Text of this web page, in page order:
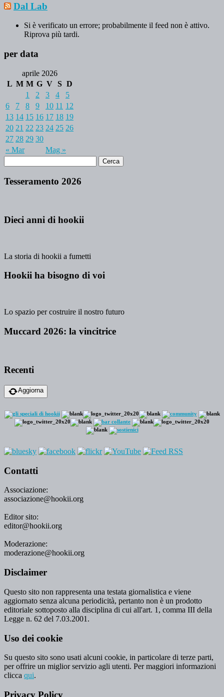
Dal Lab
Si è verificato un errore; probabilmente il feed non è attivo.
Riprova più tardi.
per data
aprile 2026
L M M G V S D
« Mar Mag »
1 2 3 4
5
6
7 8 9 10 11 12
13 14 15 16 17 18 19
20 21 22 23 24 25 26
27 28 29 30
Tesseramento 2026
Dieci anni di hookii
La storia di hookii a fumetti
Hookii ha bisogno di voi
Lo spazio per costruire il nostro futuro
Muccard 2026: la vincitrice
Recenti
Aggiorna
Contatti
Associazione:
associazione@hookii.org
Editor sito:
editor@hookii.org
Moderazione:
moderazione@hookii.org
Disclaimer
Questo sito non rappresenta una testata giornalistica e viene
aggiornato senza alcuna periodicità, pertanto non è un prodotto
editoriale sottoposto alla disciplina di cui all'art. 1, comma III della
Legge n. 62 del 7.03.2001.
Uso dei cookie
Su questo sito sono usati alcuni cookie, in particolare di terze parti,
per offrire un miglior servizio agli utenti. Per maggiori informazioni
clicca qui.
Privacy Policy